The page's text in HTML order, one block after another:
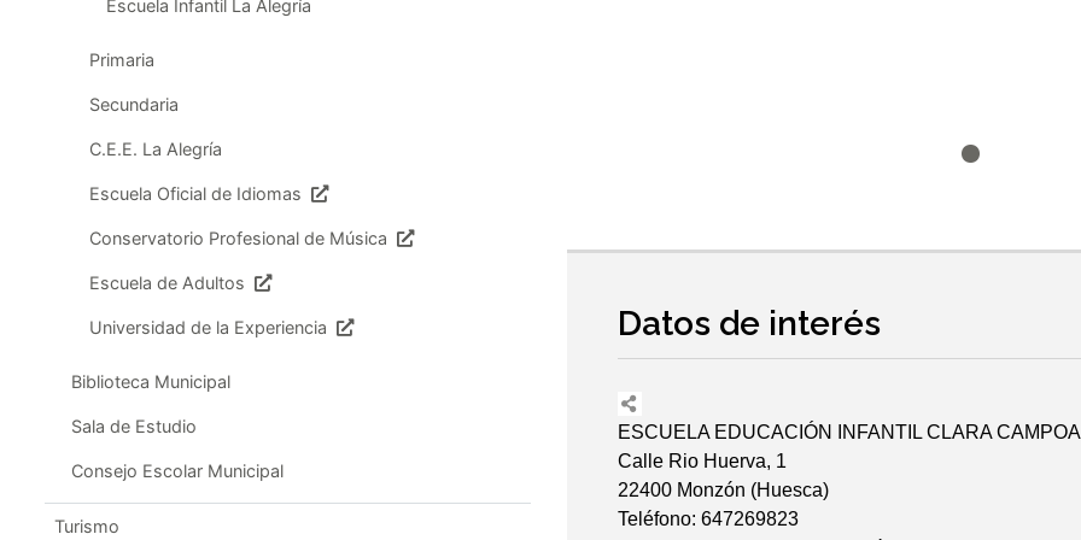
Escuela Infantil La Alegría
Primaria
Secundaria
C.E.E. La Alegría
Escuela Oficial de Idiomas
Conservatorio Profesional de Música
Escuela de Adultos
Universidad de la Experiencia
Biblioteca Municipal
Sala de Estudio
Consejo Escolar Municipal
Turismo
Datos de interés
ESCUELA EDUCACIÓN INFANTIL CLARA
Calle Rio Huerva, 1
22400 Monzón (Huesca)
Teléfono: 647269823